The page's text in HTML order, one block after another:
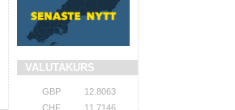
VALUTAKURS
GBP
12.8063
CHF
11.7146